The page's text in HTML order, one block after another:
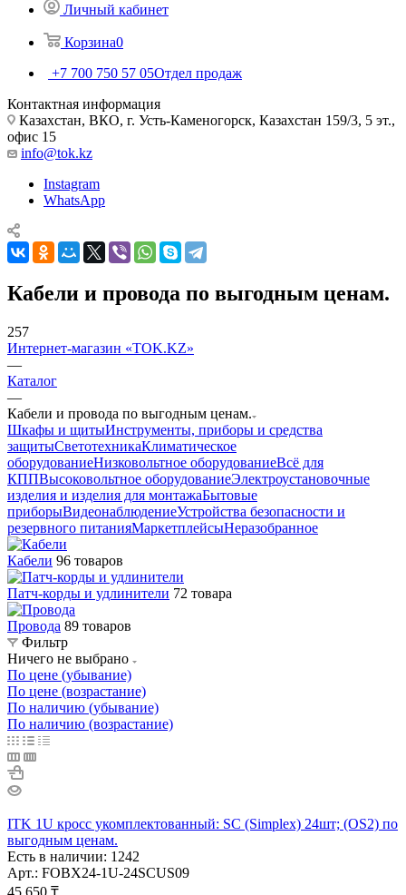
Личный кабинет
Корзина0
+7 700 750 57 05Отдел продаж
Контактная информация
Казахстан, ВКО, г. Усть-Каменогорск, Казахстан 159/3, 5 эт.,
офис 15
info@tok.kz
Instagram
WhatsApp
Кабели и провода по выгодным ценам.
257
Интернет-магазин «TOK.KZ»
—
Каталог
—
Кабели и провода по выгодным ценам.
Шкафы и щитыИнструменты, приборы и средства
защитыСветотехникаКлиматическое
оборудованиеНизковольтное оборудованиеВсё для
КППВысоковольтное оборудованиеЭлектроустановочные
изделия и изделия для монтажаБытовые
приборыВидеонаблюдениеУстройства безопасности и
резервного питанияМаркетплейсыНеразобранное
Кабели 96 товаров
Патч-корды и удлинители 72 товара
Провода 89 товаров
Фильтр
Ничего не выбрано
По цене (убывание)
По цене (возрастание)
По наличию (убывание)
По наличию (возрастание)
ITK 1U кросс укомплектованный: SC (Simplex) 24шт; (OS2) по
выгодным ценам.
Есть в наличии: 1242
Арт.: FOBX24-1U-24SCUS09
45 650 ₸